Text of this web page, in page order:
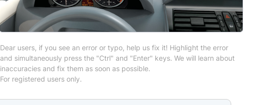
Dear users, if you see an error or typo, help us fix it! Highlight the error
and simultaneously press the "Ctrl" and "Enter" keys. We will learn about
inaccuracies and fix them as soon as possible.
For registered users only.